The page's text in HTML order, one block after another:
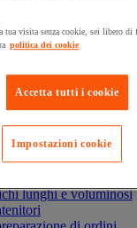
costante
in alluminio e in inox
fissa e rimovibile
su ruote
lunghi e voluminosi
tua visita senza cookie, sei libero di
politica dei cookie
Accetta tutti i cookie
Impostazioni cookie